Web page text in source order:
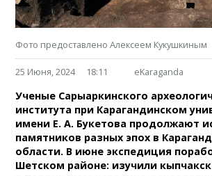
Фото предоставлено Алексеем Кукушкиным
25 Июня, 2024 18:11 eKaraganda
Ученые Сарыаркинского
института при Карагандинском
имени Е. А. Букетова продолжают
памятников разных эпох в
области. В июне экспедиция
Шетском районе: изучили